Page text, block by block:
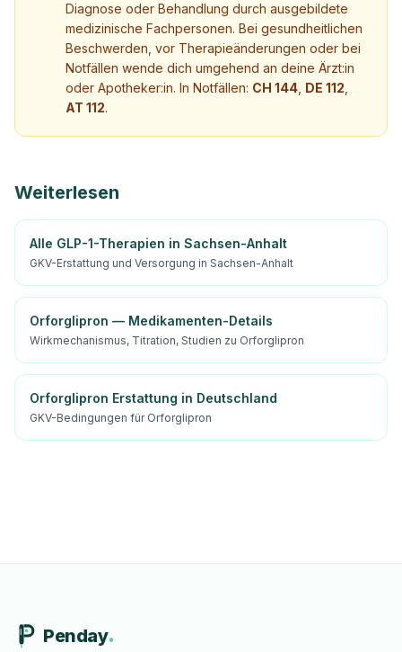
Diagnose oder Behandlung durch ausgebildete
medizinische Fachpersonen. Bei gesundheitlichen
Beschwerden, vor Therapieänderungen oder bei
Notfällen wende dich umgehend an deine Ärzt:in
oder Apotheker:in. In Notfällen: CH 144 DE 112
AT 112.
Weiterlesen
Alle GLP-1-Therapien in Sachsen-Anhalt
GKV-Erstattung und Versorgung in Sachsen-Anhalt
Orforglipron — Medikamenten-Details
Wirkmechanismus, Titration, Studien zu Orforglipron
Orforglipron Erstattung in Deutschland
GKV-Bedingungen für Orforglipron
Penday